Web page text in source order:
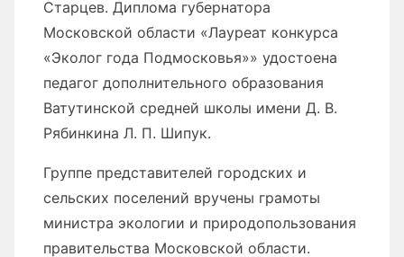
Старцев. Диплома губернатора
Московской области «Лауреат конкурса
«Эколог года Подмосковья»» удостоена
педагог дополнительного образования
Ватутинской средней школы имени Д. В.
Рябинкина Л. П. Шипук.
Группе представителей городских и
сельских поселений вручены грамоты
министра экологии и природопользования
правительства Московской области.